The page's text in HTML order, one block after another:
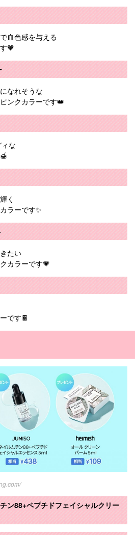
血色感を与える
🧡
なれそうな
ンクカラーです👑
な
く
ラーです✨
たい
カラーです💗
です🍫
ン88+ペプチドフェイシャルクリー